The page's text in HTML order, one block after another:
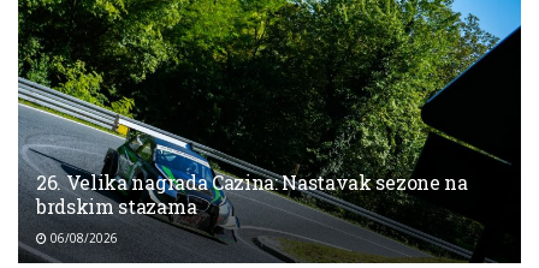
26. Velika nagrada Cazina: Nastavak sezone na
brdskim stazama
06/08/2026